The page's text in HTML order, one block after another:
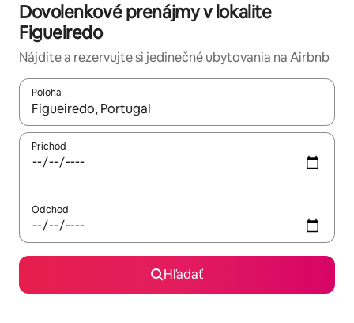
Dovolenkové prenájmy v lokalite
Figueiredo
Nájdite a rezervujte si jedinečné ubytovania na Airbnb
Poloha
Keď budú výsledky k dispozícii, môžete si ich prechádzať
Príchod
Odchod
Hľadať